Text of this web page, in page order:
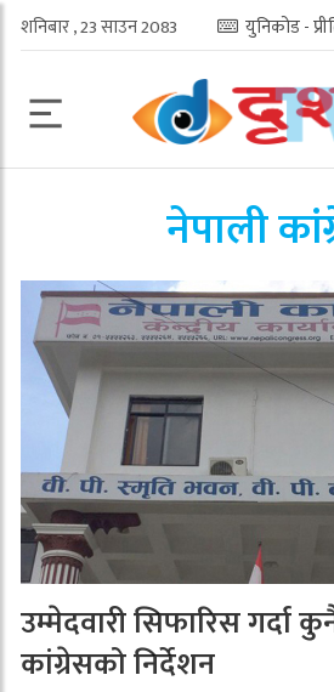
शनिबार , 23 साउन 2083 युनिकोड -
नेपाली
उम्मेदवारी सिफारिस गर्दा
कांग्रेसको निर्देशन